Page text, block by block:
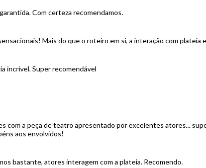
Com certeza recomendamos.
Mais do que o roteiro em si, a interação com plateia
incrível. Super recomendável
com a peça de teatro apresentado por excelentes atores...
aos envolvidos!
bastante, atores interagem com a plateia. Recomendo.